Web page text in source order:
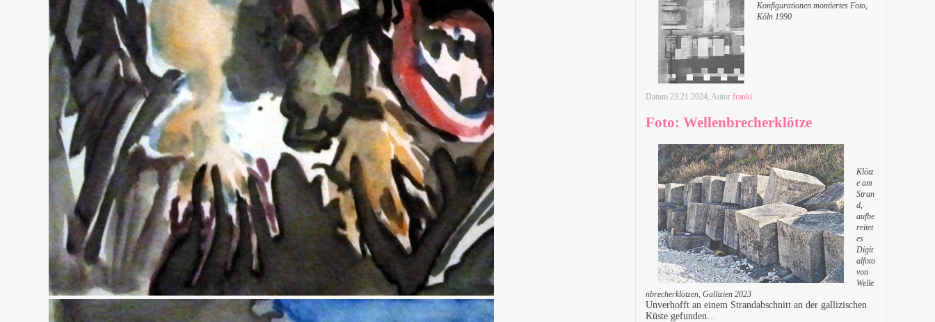
Konfigurationen montiertes Foto,
Köln 1990
Datum 23.21.2024, Autor franki
Foto: Wellenbrecherklötze
Klötz
e am
Stran
d,
aufbe
reitet
es
Digit
alfoto
von
Welle
nbrecherklötzen, Gallizien 2023
Unverhofft an einem Strandabschnitt an der gallizischen
Küste gefunden…